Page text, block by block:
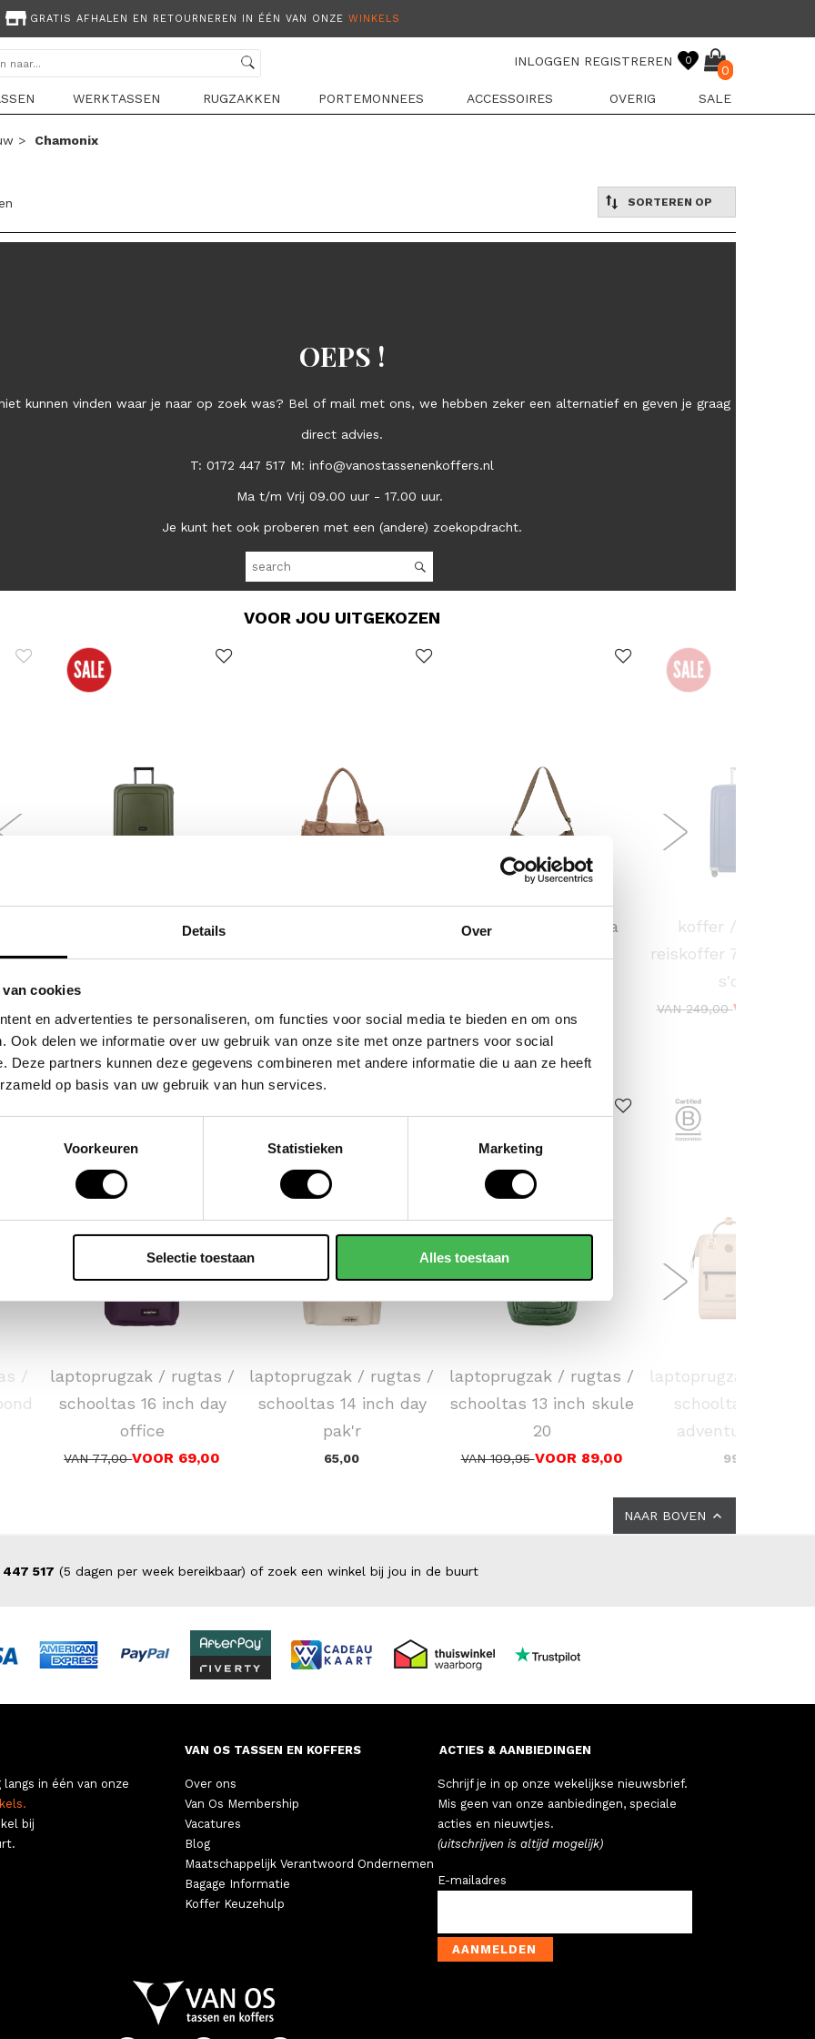
Details Over
cookies
en advertenties te personaliseren, om functies voor social media te bieden en om ons
Ook delen we informatie over uw gebruik van onze site met onze partners voor social
Deze partners kunnen deze gegevens combineren met andere informatie die u aan ze heeft
op basis van uw gebruik van hun services.
Voorkeuren Statistieken Marketing
Selectie toestaan Alles toestaan
GRATIS AFHALEN EN RETOURNEREN IN ÉÉN VAN ONZE WINKELS
INLOGGEN REGISTREREN 0
0
WERKTASSEN RUGZAKKEN PORTEMONNEES ACCESSOIRES OVERIG SALE
> Chamonix
SORTEREN OP
OEPS !
kunnen vinden waar je naar op zoek was? Bel of mail met ons, we hebben zeker een alternatief en geven je graag
direct advies.
T: 0172 447 517 M: info@vanostassenenkoffers.nl
Ma t/m Vrij 09.00 uur - 17.00 uur.
Je kunt het ook proberen met een (andere) zoekopdracht.
VOOR JOU UITGEKOZEN
koffer / trolley /
reiskoffer 75 cm (large)
crossbodytas skara
koffer / trolley /
reiskoffer 75 cm
s'cure
VAN 249,00VOOR
POPULAIRE EN BEST VERKOCHT
/
laptoprugzak / rugtas /
schooltas 16 inch day
office
VAN 77,00VOOR 69,00
laptoprugzak / rugtas /
schooltas 14 inch day
pak'r
65,00
laptoprugzak / rugtas /
schooltas 13 inch skule
20
VAN 109,95VOOR 89,00
laptoprugzak /
schooltas 16 inch
adventurer large
99,00
NAAR BOVEN
447 517 (5 dagen per week bereikbaar) of zoek een winkel bij jou in de buurt
langs in één van onze
bij
VAN OS TASSEN EN KOFFERS
Over ons
Van Os Membership
Vacatures
Blog
Maatschappelijk Verantwoord Ondernemen
Bagage Informatie
Koffer Keuzehulp
ACTIES & AANBIEDINGEN
Schrijf je in op onze wekelijkse nieuwsbrief.
Mis geen van onze aanbiedingen, speciale
acties en nieuwtjes.
(uitschrijven is altijd mogelijk)
E-mailadres
AANMELDEN